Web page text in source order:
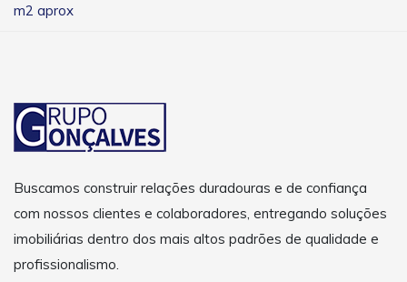
m2 aprox
Buscamos construir relações duradouras e de confiança
com nossos clientes e colaboradores, entregando soluções
imobiliárias dentro dos mais altos padrões de qualidade e
profissionalismo.